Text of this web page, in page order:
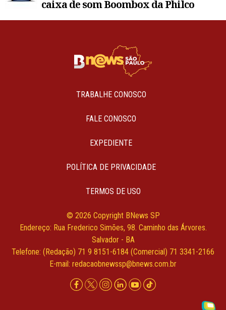
caixa de som Boombox da Philco
TRABALHE CONOSCO
FALE CONOSCO
EXPEDIENTE
POLÍTICA DE PRIVACIDADE
TERMOS DE USO
© 2026 Copyright BNews SP
Endereço: Rua Frederico Simões, 98. Caminho das Árvores.
Salvador - BA
Telefone: (Redação) 71 9 8151-6184 (Comercial) 71 3341-2166
E-mail: redacaobnewssp@bnews.com.br